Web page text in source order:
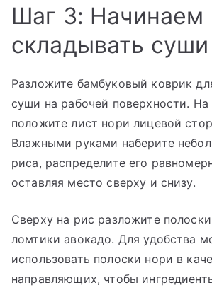
Шаг 3: Начинаем
складывать суши
Разложите бамбуковый коврик
суши на рабочей поверхности. На
положите лист нори лицевой
Влажными руками наберите
риса, распределите его
оставляя место сверху и снизу.
Сверху на рис разложите
ломтики авокадо. Для удобства
использовать полоски нори в
направляющих, чтобы